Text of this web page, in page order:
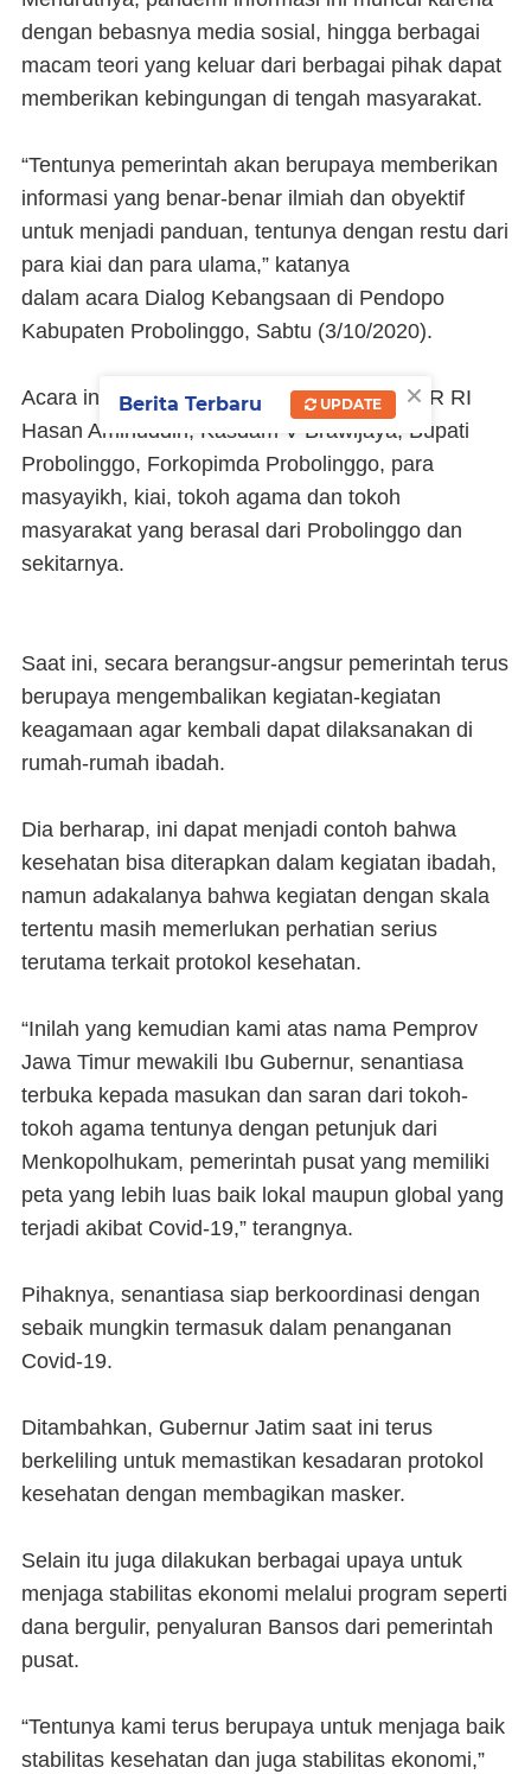
dengan bebasnya media sosial, hingga berbagai
macam teori yang keluar dari berbagai pihak dapat
memberikan kebingungan di tengah masyarakat.
“Tentunya pemerintah akan berupaya memberikan
informasi yang benar-benar ilmiah dan obyektif
untuk menjadi panduan, tentunya dengan restu dari
para kiai dan para ulama,” katanya
dalam acara Dialog Kebangsaan di Pendopo
Kabupaten Probolinggo, Sabtu (3/10/2020).
Acara ini dihadiri Wakil Ketua Komisi IV DPR RI
Hasan Aminuddin, Kasdam V Brawijaya, Bupati
Probolinggo, Forkopimda Probolinggo, para
masyayikh, kiai, tokoh agama dan tokoh
masyarakat yang berasal dari Probolinggo dan
sekitarnya.
Saat ini, secara berangsur-angsur pemerintah terus
berupaya mengembalikan kegiatan-kegiatan
keagamaan agar kembali dapat dilaksanakan di
rumah-rumah ibadah.
Dia berharap, ini dapat menjadi contoh bahwa
kesehatan bisa diterapkan dalam kegiatan ibadah,
namun adakalanya bahwa kegiatan dengan skala
tertentu masih memerlukan perhatian serius
terutama terkait protokol kesehatan.
“Inilah yang kemudian kami atas nama Pemprov
Jawa Timur mewakili Ibu Gubernur, senantiasa
terbuka kepada masukan dan saran dari tokoh-
tokoh agama tentunya dengan petunjuk dari
Menkopolhukam, pemerintah pusat yang memiliki
peta yang lebih luas baik lokal maupun global yang
terjadi akibat Covid-19,” terangnya.
Pihaknya, senantiasa siap berkoordinasi dengan
sebaik mungkin termasuk dalam penanganan
Covid-19.
Ditambahkan, Gubernur Jatim saat ini terus
berkeliling untuk memastikan kesadaran protokol
kesehatan dengan membagikan masker.
Selain itu juga dilakukan berbagai upaya untuk
menjaga stabilitas ekonomi melalui program seperti
dana bergulir, penyaluran Bansos dari pemerintah
pusat.
“Tentunya kami terus berupaya untuk menjaga baik
stabilitas kesehatan dan juga stabilitas ekonomi,”
×
Berita Terbaru UPDATE